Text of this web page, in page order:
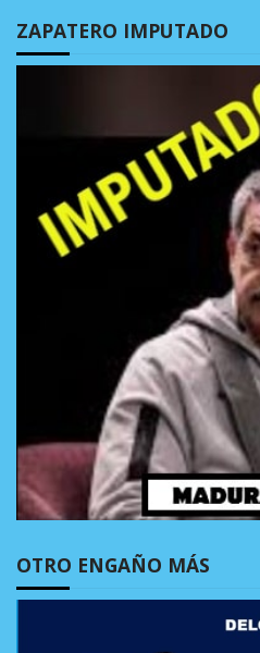
ZAPATERO IMPUTADO
OTRO ENGAÑO MÁS